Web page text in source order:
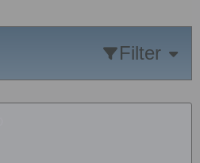
Filter